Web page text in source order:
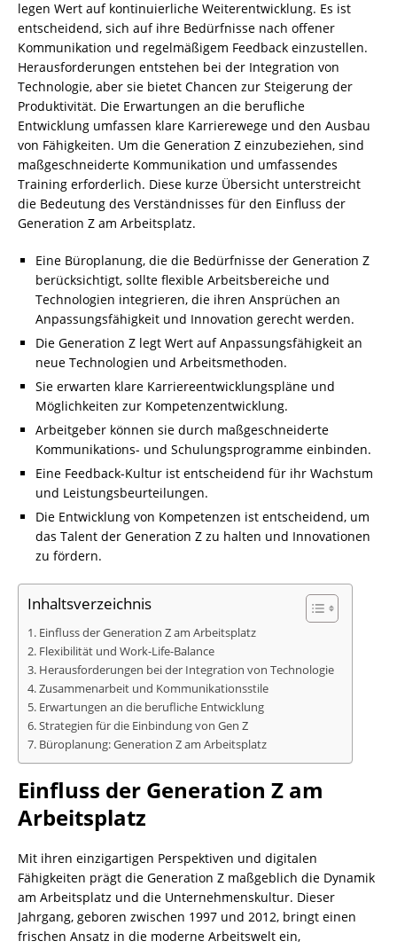
legen Wert auf kontinuierliche Weiterentwicklung. Es ist
entscheidend, sich auf ihre Bedürfnisse nach offener
Kommunikation und regelmäßigem Feedback einzustellen.
Herausforderungen entstehen bei der Integration von
Technologie, aber sie bietet Chancen zur Steigerung der
Produktivität. Die Erwartungen an die berufliche
Entwicklung umfassen klare Karrierewege und den Ausbau
von Fähigkeiten. Um die Generation Z einzubeziehen, sind
maßgeschneiderte Kommunikation und umfassendes
Training erforderlich. Diese kurze Übersicht unterstreicht
die Bedeutung des Verständnisses für den Einfluss der
Generation Z am Arbeitsplatz.
Eine Büroplanung, die die Bedürfnisse der Generation Z
berücksichtigt, sollte flexible Arbeitsbereiche und
Technologien integrieren, die ihren Ansprüchen an
Anpassungsfähigkeit und Innovation gerecht werden.
Die Generation Z legt Wert auf Anpassungsfähigkeit an
neue Technologien und Arbeitsmethoden.
Sie erwarten klare Karriereentwicklungspläne und
Möglichkeiten zur Kompetenzentwicklung.
Arbeitgeber können sie durch maßgeschneiderte
Kommunikations- und Schulungsprogramme einbinden.
Eine Feedback-Kultur ist entscheidend für ihr Wachstum
und Leistungsbeurteilungen.
Die Entwicklung von Kompetenzen ist entscheidend, um
das Talent der Generation Z zu halten und Innovationen
zu fördern.
Inhaltsverzeichnis
Einfluss der Generation Z am Arbeitsplatz
Flexibilität und Work-Life-Balance
Herausforderungen bei der Integration von Technologie
Zusammenarbeit und Kommunikationsstile
Erwartungen an die berufliche Entwicklung
Strategien für die Einbindung von Gen Z
Büroplanung: Generation Z am Arbeitsplatz
Einfluss der Generation Z am
Arbeitsplatz
Mit ihren einzigartigen Perspektiven und digitalen
Fähigkeiten prägt die Generation Z maßgeblich die Dynamik
am Arbeitsplatz und die Unternehmenskultur. Dieser
Jahrgang, geboren zwischen 1997 und 2012, bringt einen
frischen Ansatz in die moderne Arbeitswelt ein,